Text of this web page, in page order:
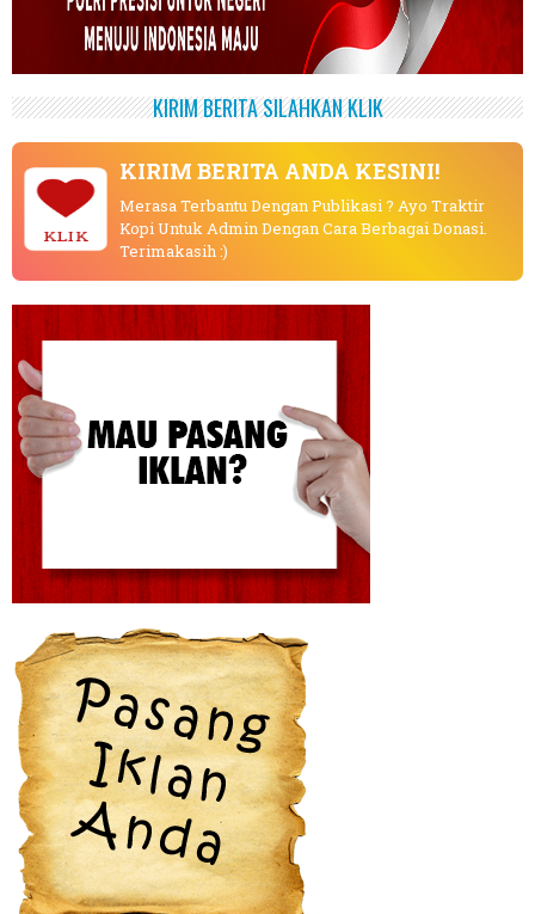
KIRIM BERITA SILAHKAN KLIK
KLIK
KIRIM BERITA ANDA KESINI!
Merasa Terbantu Dengan Publikasi ? Ayo Traktir
Kopi Untuk Admin Dengan Cara Berbagai Donasi.
Terimakasih :)